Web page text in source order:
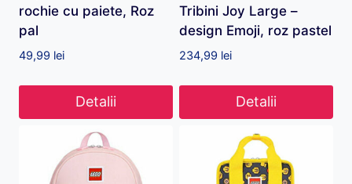
rochie cu paiete, Roz
pal
49,99 lei
Detalii
Tribini Joy Large –
design Emoji, roz pastel
234,99 lei
Detalii